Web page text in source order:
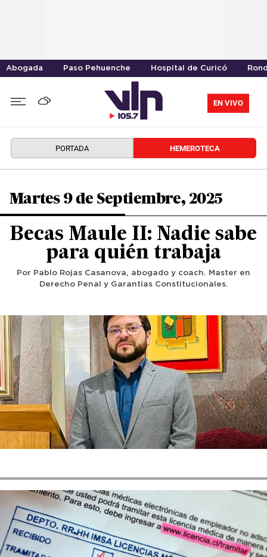
Abogada Paso Pehuenche Hospital de Curicó
EN VIVO
PORTADA HEMEROTECA
Martes 9 de Septiembre, 2025
Becas Maule II: Nadie sabe
para quién trabaja
Por Pablo Rojas Casanova, abogado y coach. Master en
Derecho Penal y Garantías Constitucionales.